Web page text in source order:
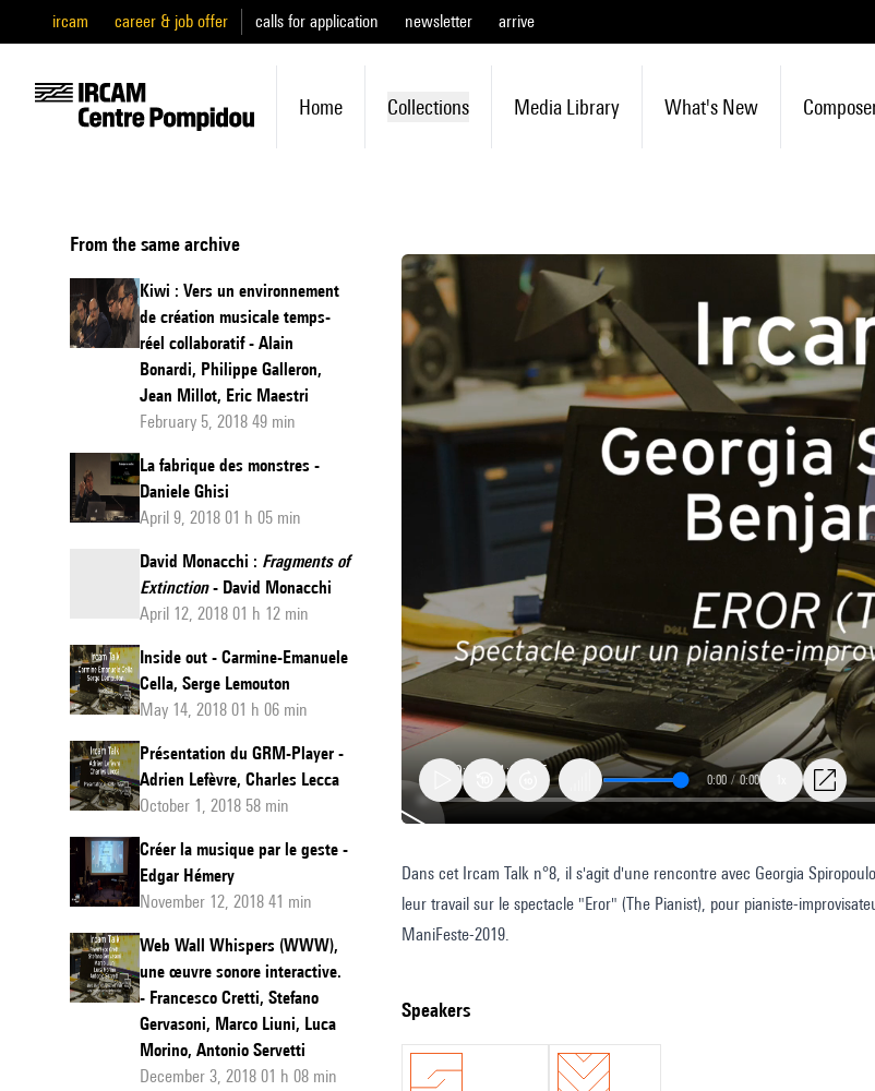
ircam career & job offer calls for application newsletter arrive
Home Collections Media Library What's New
From the same archive
Kiwi : Vers un environnement
de création musicale temps-
réel collaboratif - Alain
Bonardi, Philippe Galleron,
Jean Millot, Eric Maestri
February 5, 2018 49 min
La fabrique des monstres -
Daniele Ghisi
April 9, 2018 01 h 05 min
David Monacchi : Fragments of
Extinction- David Monacchi
April 12, 2018 01 h 12 min
Inside out - Carmine-Emanuele
Cella, Serge Lemouton
May 14, 2018 01 h 06 min
Présentation du GRM-Player -
Adrien Lefèvre, Charles Lecca
October 1, 2018 58 min
Créer la musique par le geste -
Edgar Hémery
November 12, 2018 41 min
Web Wall Whispers (WWW),
une œuvre sonore interactive.
- Francesco Cretti, Stefano
Gervasoni, Marco Liuni, Luca
Morino, Antonio Servetti
December 3, 2018 01 h 08 min
#008
Ircam
Talks
EROR
Pianist)
0:00 / 0:00
Dans cet Ircam Talk n°8, il s'agit d'une rencontre avec Georgia
leur travail sur le spectacle "Eror" (The Pianist), pour pianiste-
ManiFeste-2019.
speakers